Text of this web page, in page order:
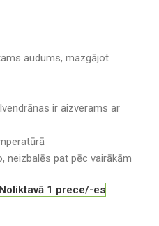
audums, mazgājot
ir aizverams ar
neizbalēs pat pēc vairākām
Noliktavā 1 prece/-es